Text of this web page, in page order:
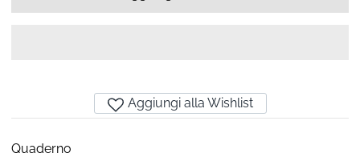
Aggiungi alla Wishlist
Quaderno